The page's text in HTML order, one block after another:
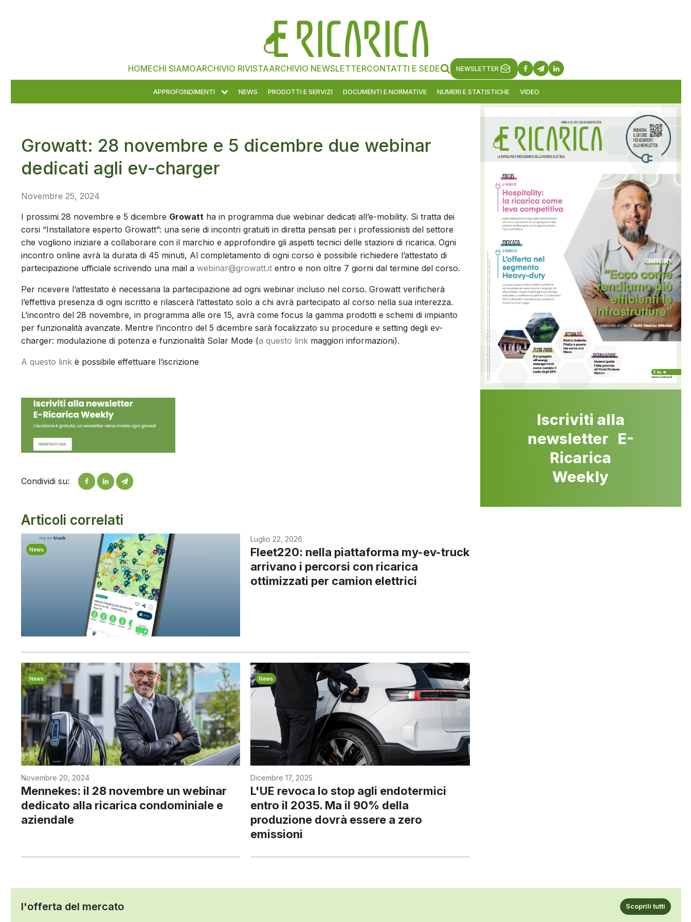
HOMECHI SIAMOARCHIVIO RIVISTAARCHIVIO NEWSLETTERCONTATTI E SEDE NEWSLETTER
APPROFONDIMENTI NEWS PRODOTTI E SERVIZI DOCUMENTI E NORMATIVE NUMERI E STATISTICHE VIDEO
Growatt: 28 novembre e 5 dicembre due webinar
dedicati agli ev-charger
Novembre 25, 2024
I prossimi 28 novembre e 5 dicembre Growatt ha in programma due webinar dedicati all’e-mobility. Si tratta dei
corsi “Installatore esperto Growatt”: una serie di incontri gratuiti in diretta pensati per i professionisti del settore
che vogliono iniziare a collaborare con il marchio e approfondire gli aspetti tecnici delle stazioni di ricarica. Ogni
incontro online avrà la durata di 45 minuti, Al completamento di ogni corso è possibile richiedere l’attestato di
partecipazione ufficiale scrivendo una mail a webinar@growatt.it entro e non oltre 7 giorni dal termine del corso.
Per ricevere l’attestato è necessaria la partecipazione ad ogni webinar incluso nel corso. Growatt verificherà
l’effettiva presenza di ogni iscritto e rilascerà l’attestato solo a chi avrà partecipato al corso nella sua interezza.
L’incontro del 28 novembre, in programma alle ore 15, avrà come focus la gamma prodotti e schemi di impianto
per funzionalità avanzate. Mentre l’incontro del 5 dicembre sarà focalizzato su procedure e setting degli ev-
charger: modulazione di potenza e funzionalità Solar Mode (a questo link maggiori informazioni).
A questo link è possibile effettuare l’iscrizione
Condividi su:
Articoli correlati
News
Luglio 22, 2026
Fleet220: nella piattaforma my-ev-truck
arrivano i percorsi con ricarica
ottimizzati per camion elettrici
News
Novembre 20, 2024
Mennekes: il 28 novembre un webinar
dedicato alla ricarica condominiale e
aziendale
News
Dicembre 17, 2025
L'UE revoca lo stop agli endotermici
entro il 2035. Ma il 90% della
produzione dovrà essere a zero
emissioni
Iscriviti alla
newsletter E-
Ricarica
Weekly
l'offerta del mercato Scoprili tutti